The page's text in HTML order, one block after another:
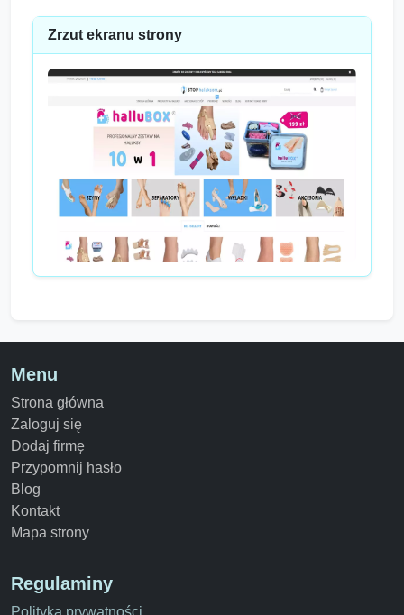
Zrzut ekranu strony
Menu
Strona główna
Zaloguj się
Dodaj firmę
Przypomnij hasło
Blog
Kontakt
Mapa strony
Regulaminy
Polityka prywatności